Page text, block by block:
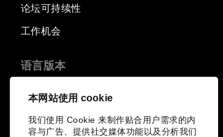
本网站使用 cookie
我们使用 Cookie 来制作贴合用户需求的内
容与广告、提供社交媒体功能以及分析我们
论坛可持续性
工作机会
语言版本